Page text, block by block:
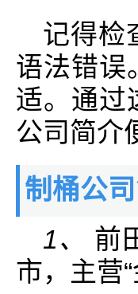
记得检
语法错误
适。通过
公司简介
制桶公
1、
前
市，主营